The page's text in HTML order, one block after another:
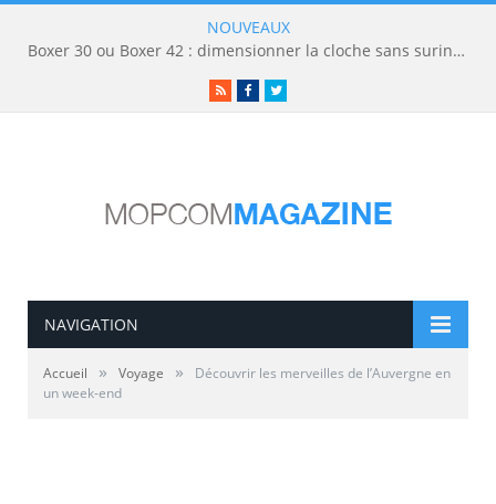
NOUVEAUX
Boxer 30 ou Boxer 42 : dimensionner la cloche sans surinvestir
RSSFacebookTwitter
NAVIGATION
Accueil » Voyage »
Découvrir les merveilles de l’Auvergne en
un week-end